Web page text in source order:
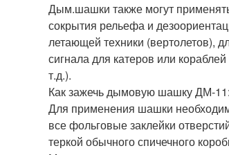
Дым.шашки также могут
сокрытия рельефа и
летающей техники (вертолетов),
сигнала для катеров или
т.д.).
Как зажечь дымовую шашку ДМ-11:
Для применения шашки
все фольговые заклейки
теркой обычного спичечного